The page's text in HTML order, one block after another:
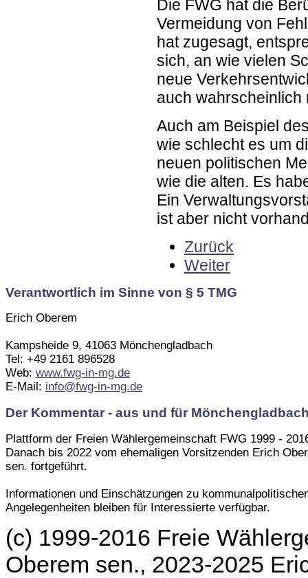
Die FWG hat die
Vermeidung von
hat zugesagt,
sich, an wie vielen
neue
auch wahrscheinlich
Auch am Beispiel
wie schlecht es um
neuen politischen
wie die alten. Es
Ein
ist aber nicht
Zurück
Weiter
Verantwortlich im Sinne von § 5 TMG
Erich Oberem
Kampsheide 9, 41063 Mönchengladbach
Tel: +49 2161 896528
Web: www.fwg-in-mg.de
E-Mail: info@fwg-in-mg.de
Der Kommentar - aus und für
Plattform der Freien Wählergemeinschaft FWG 1999 -
Danach bis 2022 vom ehemaligen Vorsitzenden Erich
sen. fortgeführt.
Informationen und Einschätzungen zu
Angelegenheiten bleiben für Interessierte verfügbar.
(c) 1999-2016 Freie
Oberem sen., 2023-2025